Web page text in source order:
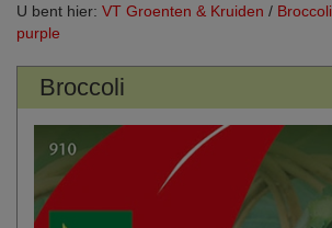
U bent hier: VT Groenten & Kruiden / Broccoli
purple
Broccoli